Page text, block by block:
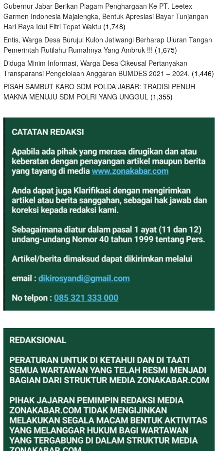
Gubernur Jabar Berikan Piagam Penghargaan Ke PT. Leetex
Garmen Indonesia Majalengka, Bentuk Apresiasi Bayar Tunjangan
Hari Raya Idul Fitri Tepat Waktu (1,748)
Entis, Warga Desa Burujul Kulon Jatiwangi Berharap Uluran Tangan
Pemerintah Rutilahu Rumahnya Yang Ambruk !!! (1,675)
Diduga Minim Informasi, Warga Desa Cikeusal Pertanyakan
Transparansi Pengelolaan Anggaran BUMDES 2021 – 2024. (1,446)
PISAH SAMBUT KARO SDM POLDA JABAR: TRADISI PENUH
MAKNA MENUJU SDM POLRI YANG UNGGUL (1,355)